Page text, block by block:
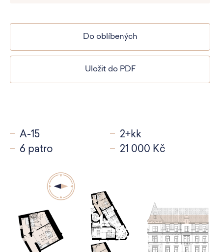
Do oblíbených
Uložit do PDF
A-15
2+kk
6 patro
21 000 Kč